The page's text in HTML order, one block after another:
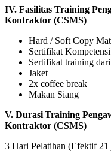
IV. Fasilitas Training
Kontraktor (CSMS)
Hard / Soft Copy
Sertifikat
Sertifikat training
Jaket
2x coffee break
Makan Siang
V. DurasiTraining
Kontraktor (CSMS)
3 Hari Pelatihan (Efektif 21